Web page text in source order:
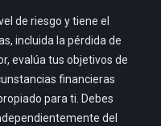
de riesgo y tiene el
incluida la pérdida de
evalúa tus objetivos de
financieras
para ti. Debes
del